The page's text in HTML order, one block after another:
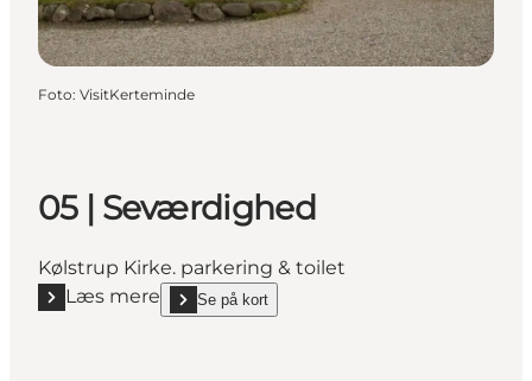
Foto: VisitKerteminde
05 | Seværdighed
Kølstrup Kirke. parkering & toilet
Læs mere
Læs mere "05 | Seværdighed"
Se på kort
show 05 | Seværdighed on_map